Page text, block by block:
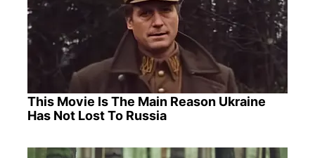
This Movie Is The Main Reason Ukraine
Has Not Lost To Russia